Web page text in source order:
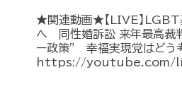
★関連動画★【LIVE】LGBT
へ 同性婚訴訟 来年最高裁
ー政策” 幸福実現党はどう
https://youtube.com/